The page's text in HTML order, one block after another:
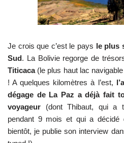
Je crois que c’est le pays le plus
Sud. La Bolivie regorge de
Titicaca(le plus haut lac
! A quelques kilomètres à l’est,
dégage de La Paz a déjà fait
voyageur (dont Thibaut, qui a
pendant 9 mois et qui a décidé
bientôt, je publie son interview